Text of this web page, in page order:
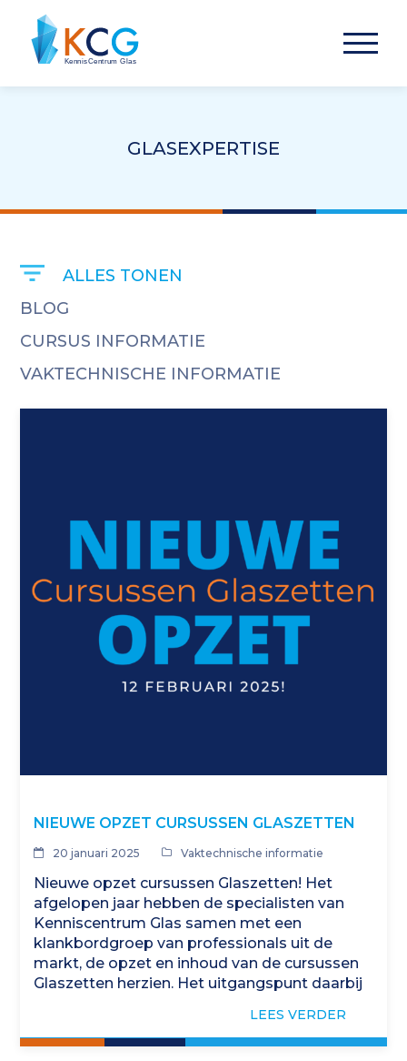
GLASEXPERTISE
ALLES TONEN
BLOG
CURSUS INFORMATIE
VAKTECHNISCHE INFORMATIE
NIEUWE OPZET CURSUSSEN GLASZETTEN
20 januari 2025 Vaktechnische informatie
Nieuwe opzet cursussen Glaszetten! Het
afgelopen jaar hebben de specialisten van
Kenniscentrum Glas samen met een
klankbordgroep van professionals uit de
markt, de opzet en inhoud van de cursussen
Glaszetten herzien. Het uitgangspunt daarbij
LEES VERDER